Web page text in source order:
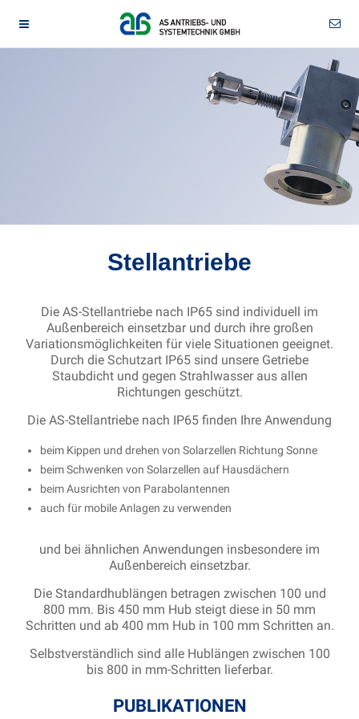
Stellantriebe
Die AS-Stellantriebe nach IP65 sind individuell im
Außenbereich einsetzbar und durch ihre großen
Variationsmöglichkeiten für viele Situationen geeignet.
Durch die Schutzart IP65 sind unsere Getriebe
Staubdicht und gegen Strahlwasser aus allen
Richtungen geschützt.
Die AS-Stellantriebe nach IP65 finden Ihre Anwendung
beim Kippen und drehen von Solarzellen Richtung Sonne
beim Schwenken von Solarzellen auf Hausdächern
beim Ausrichten von Parabolantennen
auch für mobile Anlagen zu verwenden
und bei ähnlichen Anwendungen insbesondere im
Außenbereich einsetzbar.
Die Standardhublängen betragen zwischen 100 und
800 mm. Bis 450 mm Hub steigt diese in 50 mm
Schritten und ab 400 mm Hub in 100 mm Schritten an.
Selbstverständlich sind alle Hublängen zwischen 100
bis 800 in mm-Schritten lieferbar.
PUBLIKATIONEN